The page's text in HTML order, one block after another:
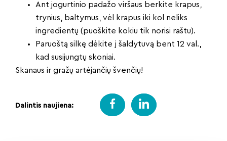
Ant jogurtinio padažo viršaus berkite krapus,
trynius, baltymus, vėl krapus iki kol neliks
ingredientų (puoškite kokiu tik norisi raštu).
Paruoštą silkę dėkite į šaldytuvą bent 12 val.,
kad susijungtų skoniai.
Skanaus ir gražų artėjančių švenčių!
Dalintis naujiena: